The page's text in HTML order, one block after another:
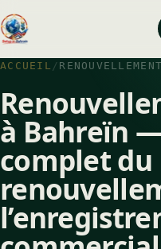
ACCUEIL /
à Bahreïn
complet du